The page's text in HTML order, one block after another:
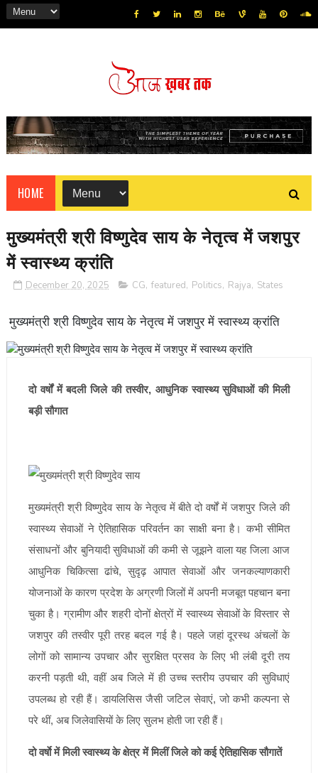
HOME
मुख्यमंत्री श्री विष्णुदेव साय के नेतृत्व में जशपुर
में स्वास्थ्य क्रांति
December 20, 2025 CG, featured, Politics, Rajya, States
मुख्यमंत्री श्री विष्णुदेव साय के नेतृत्व में जशपुर में स्वास्थ्य क्रांति
दो वर्षों में बदली जिले की तस्वीर, आधुनिक स्वास्थ्य सुविधाओं की मिली
बड़ी सौगात
मुख्यमंत्री श्री विष्णुदेव साय के नेतृत्व में बीते दो वर्षों में जशपुर जिले की
स्वास्थ्य सेवाओं ने ऐतिहासिक परिवर्तन का साक्षी बना है। कभी सीमित
संसाधनों और बुनियादी सुविधाओं की कमी से जूझने वाला यह जिला आज
आधुनिक चिकित्सा ढांचे, सुदृढ़ आपात सेवाओं और जनकल्याणकारी
योजनाओं के कारण प्रदेश के अग्रणी जिलों में अपनी मजबूत पहचान बना
चुका है। ग्रामीण और शहरी दोनों क्षेत्रों में स्वास्थ्य सेवाओं के विस्तार से
जशपुर की तस्वीर पूरी तरह बदल गई है। पहले जहां दूरस्थ अंचलों के
लोगों को सामान्य उपचार और सुरक्षित प्रसव के लिए भी लंबी दूरी तय
करनी पड़ती थी, वहीं अब जिले में ही उच्च स्तरीय उपचार की सुविधाएं
उपलब्ध हो रही हैं। डायलिसिस जैसी जटिल सेवाएं, जो कभी कल्पना से
परे थीं, अब जिलेवासियों के लिए सुलभ होती जा रही हैं।
दो वर्षाे में मिली स्वास्थ्य के क्षेत्र में मिलीं जिले को कई ऐतिहासिक सौगातें